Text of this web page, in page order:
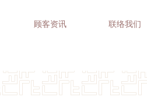
顾客资讯 联络我们